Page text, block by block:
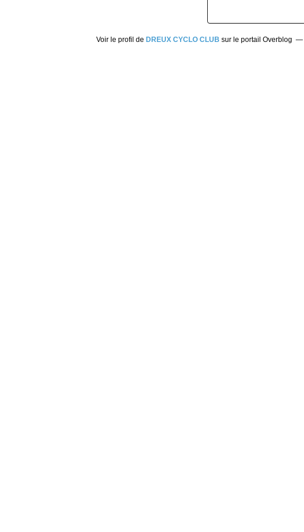
Voir le profil de DREUX CYCLO CLUB sur le portail Overblog